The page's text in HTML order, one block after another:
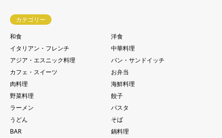
カテゴリー
和食
洋食
イタリアン・フレンチ
中華料理
アジア・エスニック料理
パン・サンドイッチ
カフェ・スイーツ
お弁当
肉料理
海鮮料理
野菜料理
餃子
ラーメン
パスタ
うどん
そば
BAR
鍋料理